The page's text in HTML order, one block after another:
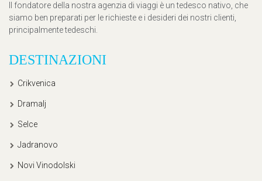
Il fondatore della nostra agenzia di viaggi è un tedesco nativo, che
siamo ben preparati per le richieste e i desideri dei nostri clienti,
principalmente tedeschi.
DESTINAZIONI
Crikvenica
Dramalj
Selce
Jadranovo
Novi Vinodolski